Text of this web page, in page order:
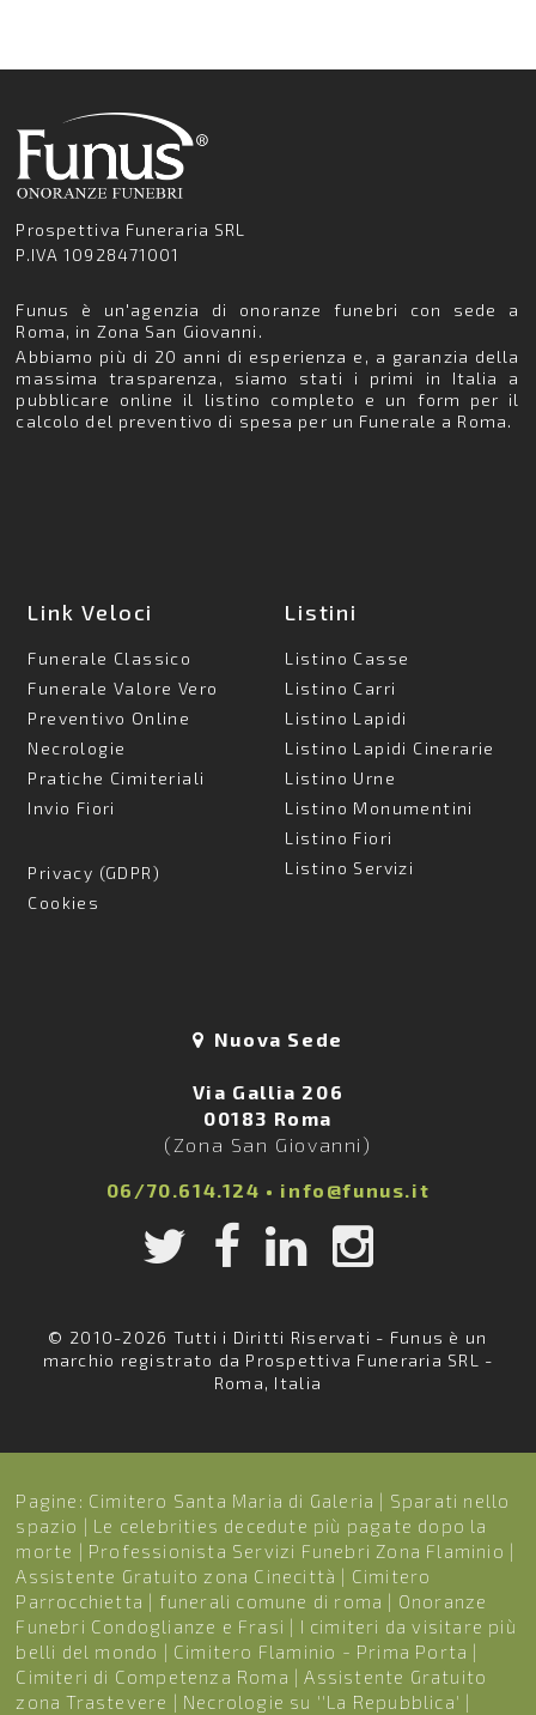
Prospettiva Funeraria SRL
P.IVA 10928471001
Funus è un'agenzia di onoranze funebri con sede a
Roma, in Zona San Giovanni.
Abbiamo più di 20 anni di esperienza e, a garanzia della
massima trasparenza, siamo stati i primi in Italia a
pubblicare online il listino completo e un form per il
calcolo del preventivo di spesa per un Funerale a Roma.
Link Veloci
Funerale Classico
Funerale Valore Vero
Preventivo Online
Necrologie
Pratiche Cimiteriali
Invio Fiori
Privacy (GDPR)
Cookies
Listini
Listino Casse
Listino Carri
Listino Lapidi
Listino Lapidi Cinerarie
Listino Urne
Listino Monumentini
Listino Fiori
Listino Servizi
Nuova Sede
Via Gallia 206
00183 Roma
(Zona San Giovanni)
06/70.614.124 • info@funus.it
© 2010-2026 Tutti i Diritti Riservati - Funus è un
marchio registrato da Prospettiva Funeraria SRL -
Roma, Italia
Pagine: Cimitero Santa Maria di Galeria | Sparati nello
spazio | Le celebrities decedute più pagate dopo la
morte | Professionista Servizi Funebri Zona Flaminio |
Assistente Gratuito zona Cinecittà | Cimitero
Parrocchietta | funerali comune di roma | Onoranze
Funebri Condoglianze e Frasi | I cimiteri da visitare più
belli del mondo | Cimitero Flaminio - Prima Porta |
Cimiteri di Competenza Roma |Assistente Gratuito
zona Trastevere | Necrologie su ''La Repubblica' |